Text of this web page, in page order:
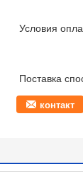
Условия
Поставка
контакт